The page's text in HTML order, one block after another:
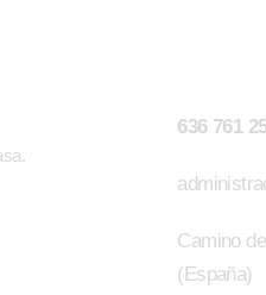
636 761
Camino
(España)